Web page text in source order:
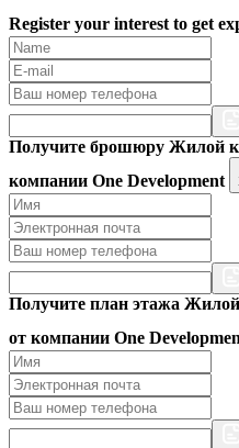
Register your interest to get
Получите брошюру Жилой
компании One Development
Получите план этажа
от компании One